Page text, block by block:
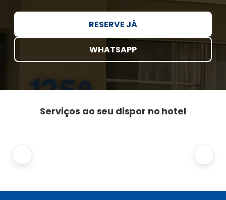
RESERVE JÁ
WHATSAPP
Serviços ao seu dispor no hotel